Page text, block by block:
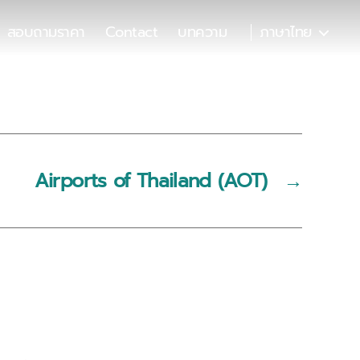
สอบถามราคา Contact บทความ ภาษาไทย
→
Airports of Thailand (AOT)